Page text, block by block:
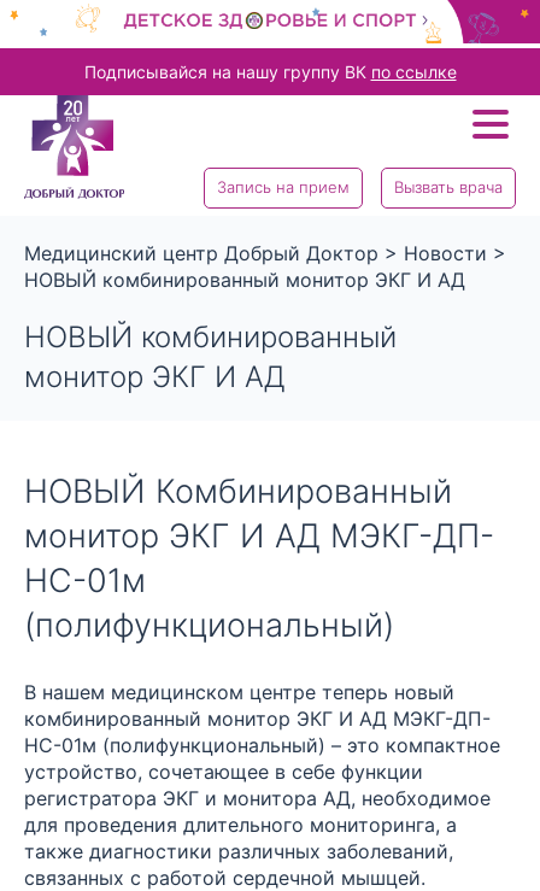
Подписывайся на нашу группу ВК по ссылке
Запись на прием Вызвать врача
Медицинский центр Добрый Доктор > Новости >
НОВЫЙ комбинированный монитор ЭКГ И АД
НОВЫЙ комбинированный
монитор ЭКГ И АД
НОВЫЙ Комбинированный
монитор ЭКГ И АД МЭКГ-ДП-
НС-01м
(полифункциональный)
В нашем медицинском центре теперь новый
комбинированный монитор ЭКГ И АД МЭКГ-ДП-
НС-01м (полифункциональный) – это компактное
устройство, сочетающее в себе функции
регистратора ЭКГ и монитора АД, необходимое
для проведения длительного мониторинга, а
также диагностики различных заболеваний,
связанных с работой сердечной мышцей.